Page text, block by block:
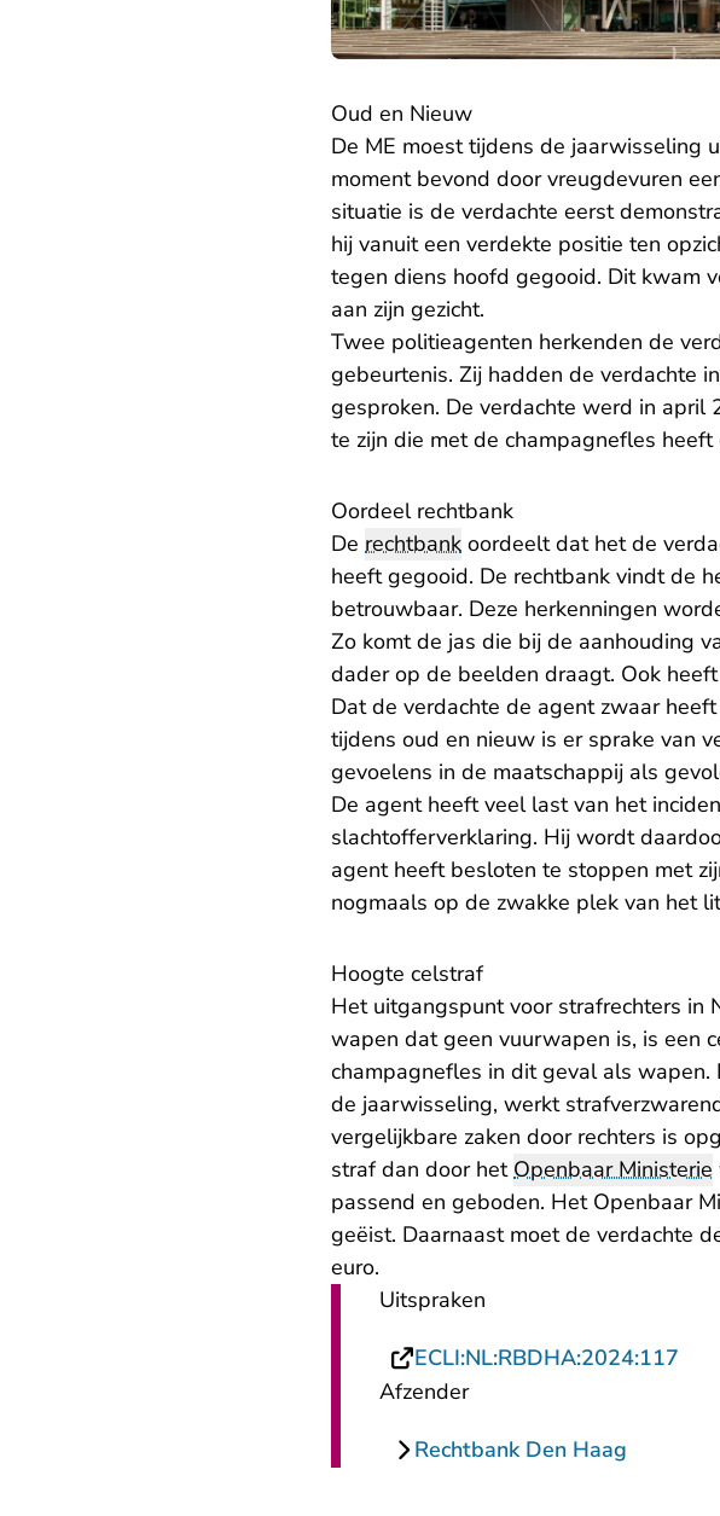
Oud en Nieuw
De ME moest tijdens de jaarwisseling
moment bevond door vreugdevuren
situatie is de verdachte eerst
hij vanuit een verdekte positie ten
tegen diens hoofd gegooid. Dit kwam
aan zijn gezicht.
Twee politieagenten herkenden de
gebeurtenis. Zij hadden de verdachte
gesproken. De verdachte werd in april
te zijn die met de champagnefles heeft
Oordeel rechtbank
De rechtbank oordeelt dat het de
heeft gegooid. De rechtbank vindt de
betrouwbaar. Deze herkenningen
Zo komt de jas die bij de aanhouding
dader op de beelden draagt. Ook
Dat de verdachte de agent zwaar
tijdens oud en nieuw is er sprake van
gevoelens in de maatschappij als
De agent heeft veel last van het
slachtofferverklaring. Hij wordt
agent heeft besloten te stoppen met
nogmaals op de zwakke plek van het
Hoogte celstraf
Het uitgangspunt voor strafrechters in
wapen dat geen vuurwapen is, is een
champagnefles in dit geval als
de jaarwisseling, werkt
vergelijkbare zaken door rechters is
straf dan door hetOpenbaar Ministerie
passend en geboden. Het Openbaar
geëist. Daarnaast moet de verdachte
euro.
Uitspraken
ECLI:NL:RBDHA:2024:117
Afzender
Rechtbank Den Haag